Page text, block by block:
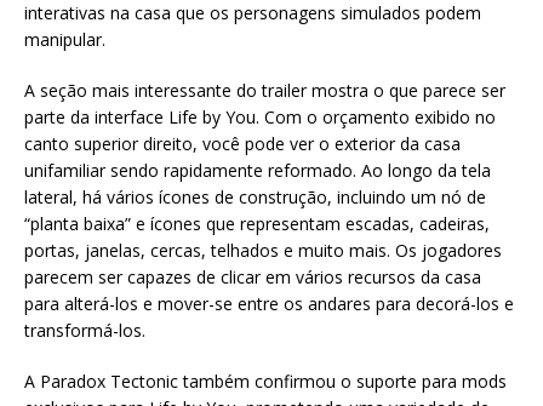
interativas na casa que os personagens simulados podem
manipular.
A seção mais interessante do trailer mostra o que parece ser
parte da interface Life by You. Com o orçamento exibido no
canto superior direito, você pode ver o exterior da casa
unifamiliar sendo rapidamente reformado. Ao longo da tela
lateral, há vários ícones de construção, incluindo um nó de
“planta baixa” e ícones que representam escadas, cadeiras,
portas, janelas, cercas, telhados e muito mais. Os jogadores
parecem ser capazes de clicar em vários recursos da casa
para alterá-los e mover-se entre os andares para decorá-los e
transformá-los.
A Paradox Tectonic também confirmou o suporte para mods